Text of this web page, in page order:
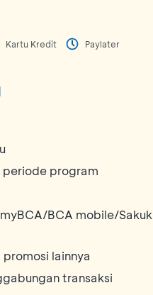
Kartu Kredit Paylater
periode program
BCA mobile/
lainnya
transaksi